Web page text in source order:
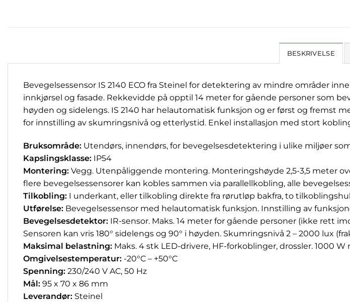
BESKRIVELSE
Bevegelsessensor IS 2140 ECO fra Steinel for detektering av mindre områder
innkjørsel og fasade. Rekkevidde på opptil 14 meter for gående personer som
høyden og sidelengs. IS 2140 har helautomatisk funksjon og er først og fremst
for innstilling av skumringsnivå og etterlystid. Enkel installasjon med stort
Bruksområde: Utendørs, innendørs, for bevegelsesdetektering i ulike miljøer
Kapslingsklasse: IP54
Montering: Vegg. Utenpåliggende montering. Monteringshøyde 2,5-3,5 meter
flere bevegelsessensorer kan kobles sammen via parallellkobling, alle
Tilkobling: I underkant, eller tilkobling direkte fra rørutløp bakfra, to
Utførelse: Bevegelsessensor med helautomatisk funksjon. Innstilling av
Bevegelsesdetektor: IR-sensor. Maks. 14 meter for gående personer (ikke rett
Sensoren kan vris 180° sidelengs og 90° i høyden. Skumringsnivå 2 – 2000 lux
Maksimal belastning: Maks. 4 stk LED-drivere, HF-forkoblinger, drossler. 1000 W
Omgivelsestemperatur: -20°C – +50°C
Spenning: 230/240 V AC, 50 Hz
Mål: 95 x 70 x 86 mm
Leverandør: Steinel